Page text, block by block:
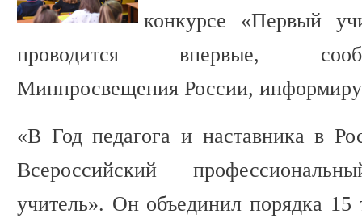
конкурсе «Первый
проводится впервые,
Минпросвещения России,
«В Год педагога и наставника в
Всероссийский
учитель». Он объединил порядка 15